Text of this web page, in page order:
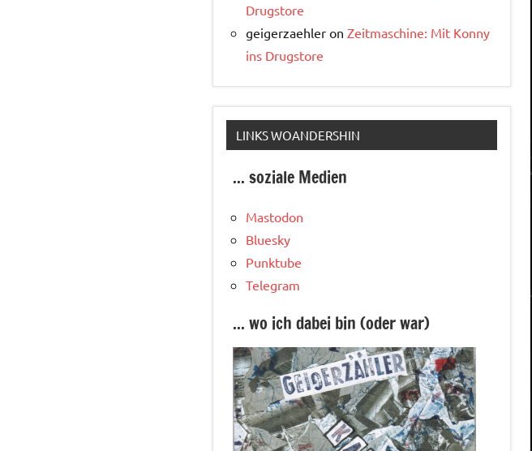
Drugstore
geigerzaehler on Zeitmaschine: Mit Konny
ins Drugstore
LINKS WOANDERSHIN
... soziale Medien
Mastodon
Bluesky
Punktube
Telegram
... wo ich dabei bin (oder war)